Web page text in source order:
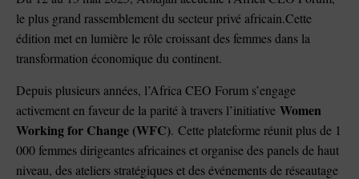
le plus grand rassemblement du secteur privé africain.Cette
édition met en lumière le rôle croissant des femmes dans la
transformation économique du continent.
Depuis plusieurs années, l’Africa CEO Forum s’engage
activement en faveur de la parité à travers l’initiative Women
Working for Change (WFC). Cette plateforme réunit plus de 1
000 femmes dirigeantes africaines et organise des panels de haut
niveau, des ateliers stratégiques et des événements de réseautage